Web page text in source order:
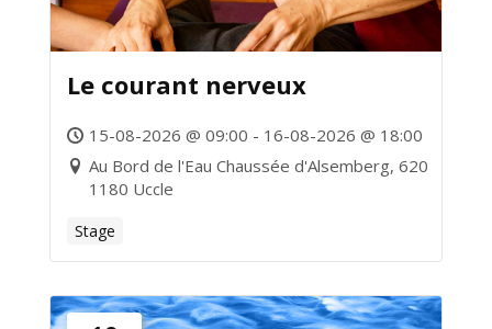
Le courant nerveux
15-08-2026 @ 09:00 - 16-08-2026 @ 18:00
Au Bord de l'Eau Chaussée d'Alsemberg, 620
1180 Uccle
Stage